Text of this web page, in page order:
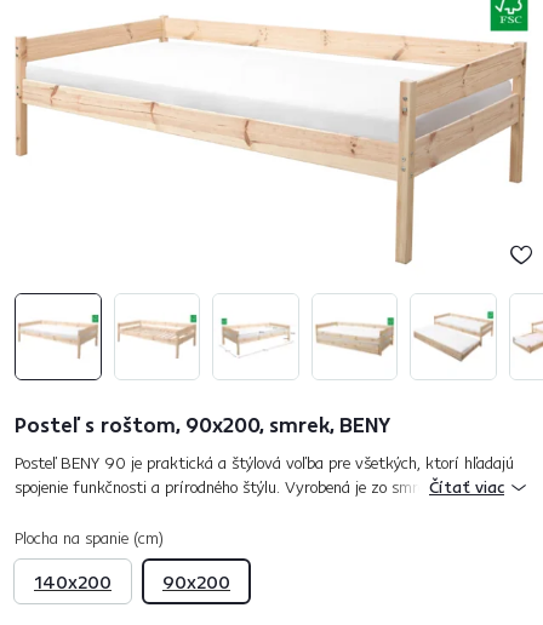
Posteľ s roštom, 90x200, smrek, BENY
Posteľ BENY 90 je praktická a štýlová voľba pre všetkých, ktorí hľadajú
spojenie funkčnosti a prírodného štýlu. Vyrobená je zo smrekového dreva
Čítať viac
Plocha na spanie (cm)
140x200 90x200